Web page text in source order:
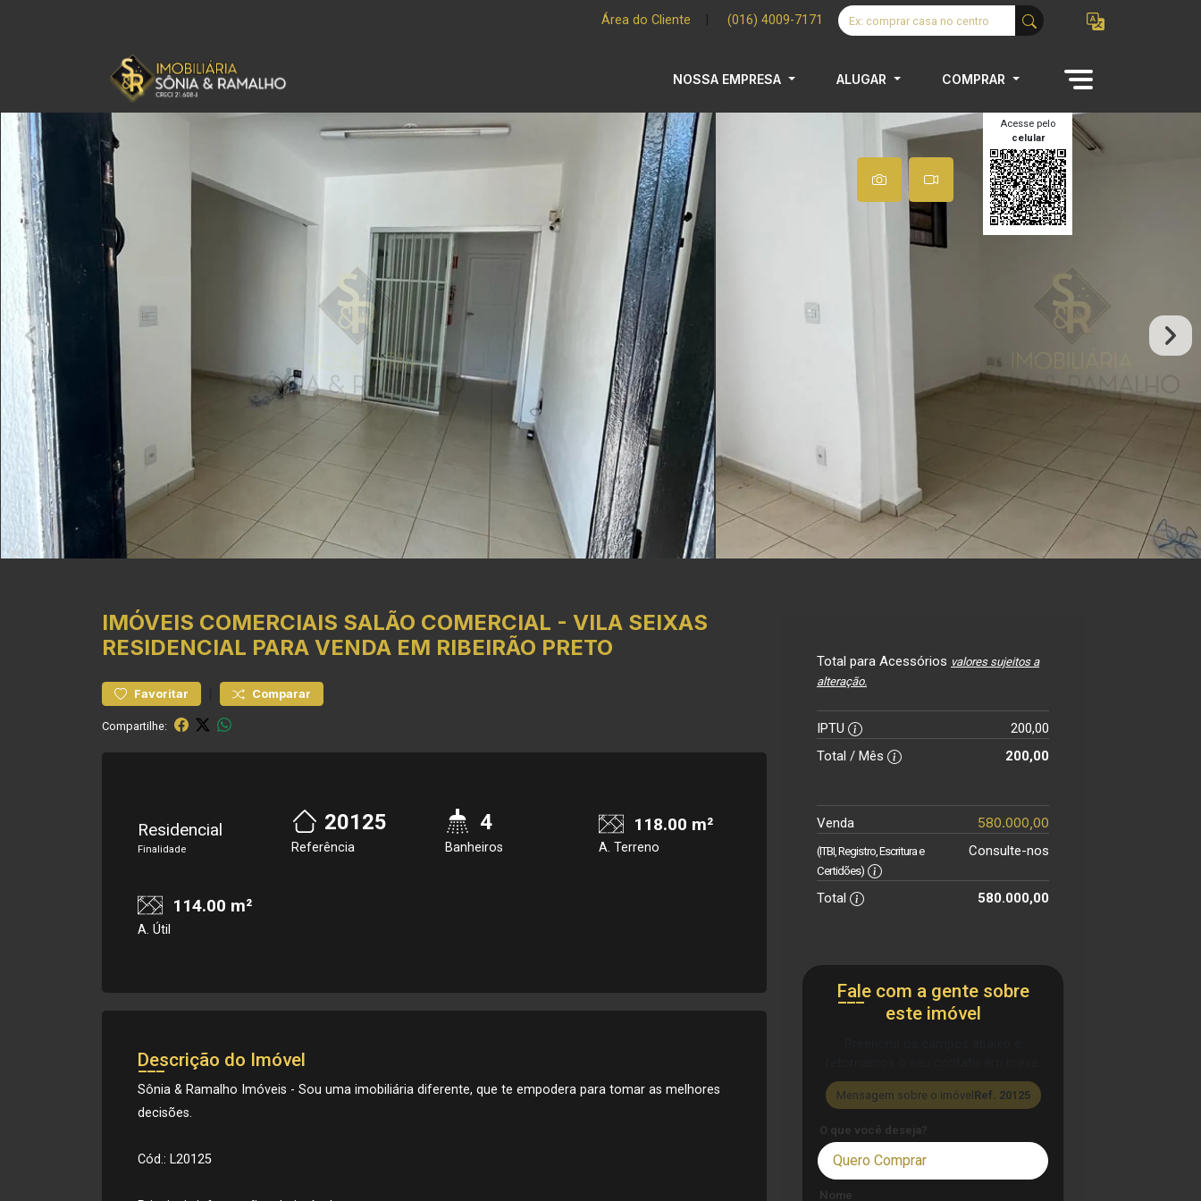
Área do Cliente (016) 4009-7171
NOSSA EMPRESA ALUGAR COMPRAR
Acesse pelo
celular
IMÓVEIS COMERCIAIS SALÃO COMERCIAL - VILA SEIXAS
RESIDENCIAL PARA VENDA EM RIBEIRÃO PRETO
Favoritar Comparar
Compartilhe:
Residencial
Finalidade
20125
Referência
4
Banheiros
118.00 m²
A. Terreno
114.00 m²
A. Útil
Descrição do Imóvel
Sônia & Ramalho Imóveis - Sou uma imobiliária diferente, que te empodera para tomar as melhores
decisões.
Cód.: L20125
Total para Acessórios valores sujeitos a
alteração.
IPTU
200,00
Total / Mês
200,00
Venda 580.000,00
(ITBI, Registro, Escritura e
Certidões)
Consulte-nos
Total 580.000,00
Fale com a gente sobre
este imóvel
Mensagem sobre o imóvel Ref. 20125
O que você deseja?
Quero Comprar
Nome